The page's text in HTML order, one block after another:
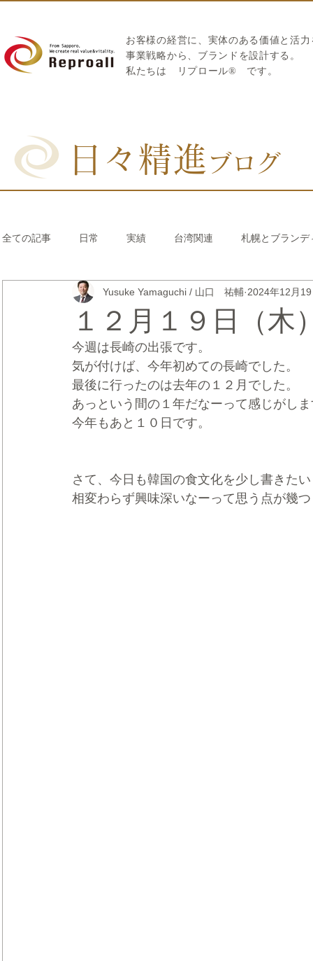
お客様の経営に、実体のある価値と活
​事業戦略から、ブランドを設計する。
私たちは
リプロール® です。
日々精進 ブログ
全ての記事 日常 実績 台湾関連 札幌とブランデ
リブランディング® さとうきび繊維のストロー 中国
CRMブランディング® デジタルマーケティングブランデ
１２月１９日（
Yusuke Yamaguchi / 山口 祐輔 2024年12月
今週は長崎の出張です。
気が付けば、今年初めての長崎でした。
最後に行ったのは去年の１２月でした。
あっという間の１年だなーって感じがし
今年もあと１０日です。
さて、今日も韓国の食文化を少し書きた
相変わらず興味深いなーって思う点が幾